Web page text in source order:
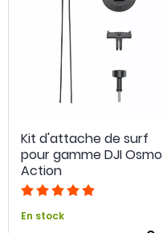
Kit d'attache de surf
pour gamme DJI Osmo
Action
En stock